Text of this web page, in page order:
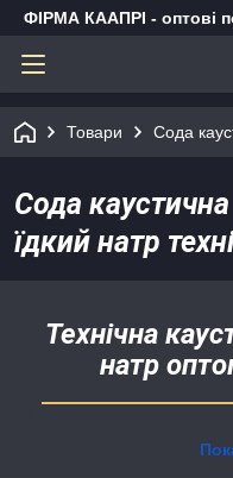
ФІРМА КААПРІ - оптові
Товари Сода
Сода
їдкий натр
Технічна
натр
Завжди в